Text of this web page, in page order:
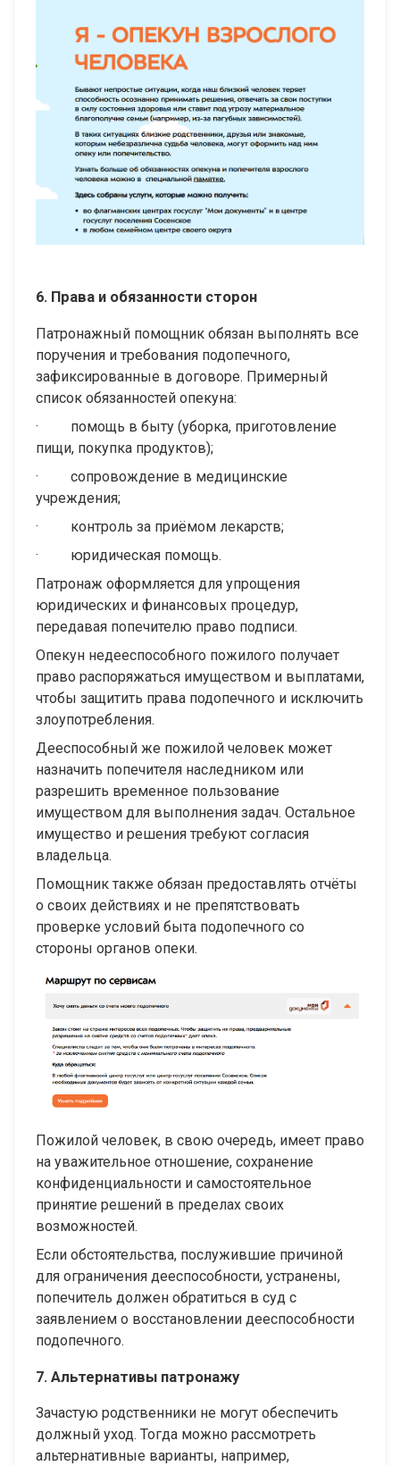
6. Права и обязанности сторон
Патронажный помощник обязан выполнять все
поручения и требования подопечного,
зафиксированные в договоре. Примерный
список обязанностей опекуна:
· помощь в быту (уборка, приготовление
пищи, покупка продуктов);
· сопровождение в медицинские
учреждения;
· контроль за приёмом лекарств;
· юридическая помощь.
Патронаж оформляется для упрощения
юридических и финансовых процедур,
передавая попечителю право подписи.
Опекун недееспособного пожилого получает
право распоряжаться имуществом и выплатами,
чтобы защитить права подопечного и исключить
злоупотребления.
Дееспособный же пожилой человек может
назначить попечителя наследником или
разрешить временное пользование
имуществом для выполнения задач. Остальное
имущество и решения требуют согласия
владельца.
Помощник также обязан предоставлять отчёты
о своих действиях и не препятствовать
проверке условий быта подопечного со
стороны органов опеки.
Пожилой человек, в свою очередь, имеет право
на уважительное отношение, сохранение
конфиденциальности и самостоятельное
принятие решений в пределах своих
возможностей.
Если обстоятельства, послужившие причиной
для ограничения дееспособности, устранены,
попечитель должен обратиться в суд с
заявлением о восстановлении дееспособности
подопечного.
7. Альтернативы патронажу
Зачастую родственники не могут обеспечить
должный уход. Тогда можно рассмотреть
альтернативные варианты, например,